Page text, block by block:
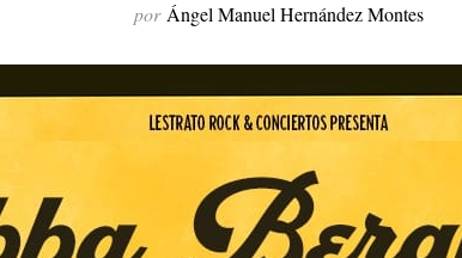
por Ángel Manuel Hernández Montes